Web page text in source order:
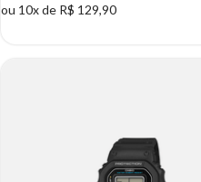
ou 10x de R$ 129,90